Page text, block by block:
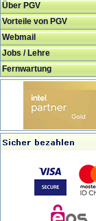
Über PGV
Vorteile von PGV
Webmail
Jobs / Lehre
Fernwartung